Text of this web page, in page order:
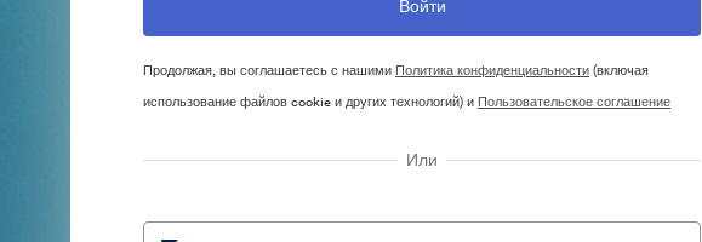
Продолжая, вы соглашаетесь с нашими Политика конфиденциальности(включая
использование файлов cookie и других технологий) и Пользовательское соглашение
Или